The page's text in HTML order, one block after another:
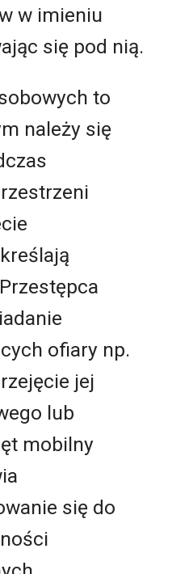
w imieniu
się pod nią.
to
należy się
ofiary np.
jej
lub
mobilny
się do